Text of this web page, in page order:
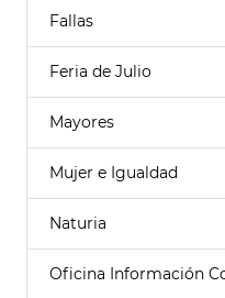
Fallas
Feria de Julio
Mayores
Mujer e Igualdad
Naturia
Oficina Información